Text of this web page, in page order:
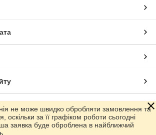
маркетплейсі Prom.ua
не може швидко обробляти замовлення та
оскільки за її графіком роботи сьогодні
заявка буде оброблена в найближчий